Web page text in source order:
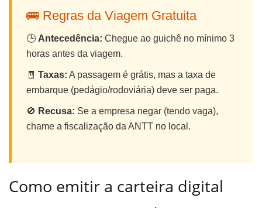
🚌 Regras da Viagem Gratuita
🕒 Antecedência: Chegue ao guichê no mínimo 3
horas antes da viagem.
🧾 Taxas: A passagem é grátis, mas a taxa de
embarque (pedágio/rodoviária) deve ser paga.
🚫 Recusa: Se a empresa negar (tendo vaga),
chame a fiscalização da ANTT no local.
Como emitir a carteira digital